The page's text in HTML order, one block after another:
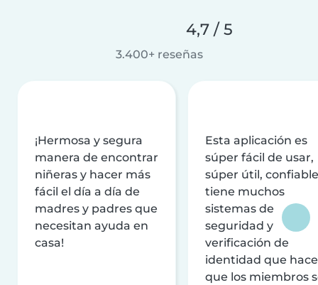
4,7 / 5
3.400+ reseñas
¡Hermosa y segura
manera de encontrar
niñeras y hacer más
fácil el día a día de
madres y padres que
necesitan ayuda en
casa!
Esta aplicación es
súper fácil de usar,
súper útil,
tiene muchos
sistemas de
seguridad y
verificación de
identidad que
que los miembros